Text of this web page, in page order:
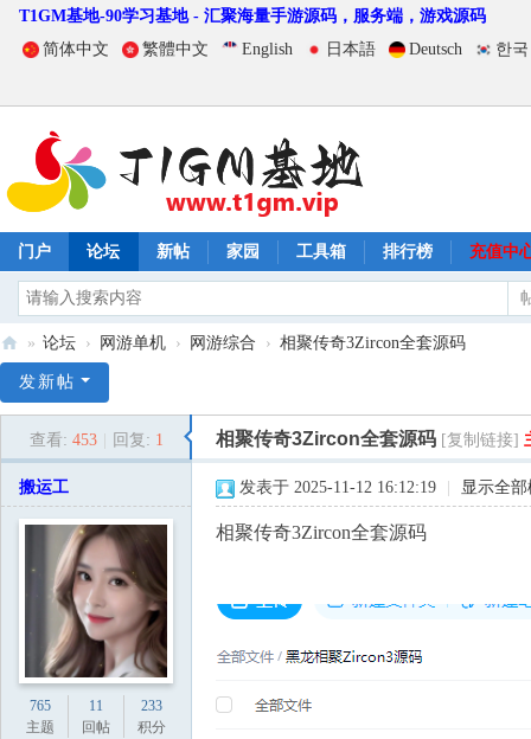
T1GM基地-90学习基地 - 汇聚海量手游源码，服务端，游戏源码
简体中文
繁體中文 English 日本語 Deutsch 한
门户 论坛 新帖 家园 工具箱 排行榜 充值中
1
» 论坛 › 网游单机 › 网游综合 › 相聚传奇3Zircon全套源码
发新帖
查看: 453 回复: 1 相聚传奇3Zircon全套源码 [复制链接]
搬运工
765
主题
11
回帖
233
积分
发表于 2025-11-12 16:12:19 显示全
相聚传奇3Zircon全套源码